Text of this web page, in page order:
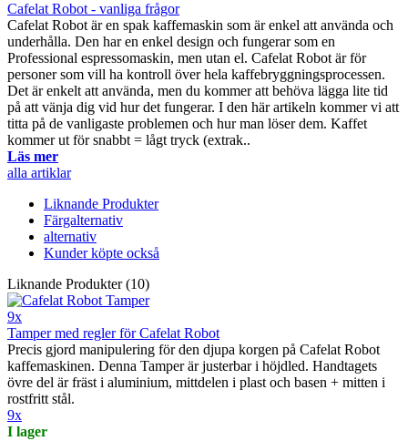
Cafelat Robot - vanliga frågor
Cafelat Robot är en spak kaffemaskin som är enkel att använda och
underhålla. Den har en enkel design och fungerar som en
Professional espressomaskin, men utan el. Cafelat Robot är för
personer som vill ha kontroll över hela kaffebryggningsprocessen.
Det är enkelt att använda, men du kommer att behöva lägga lite tid
på att vänja dig vid hur det fungerar. I den här artikeln kommer vi att
titta på de vanligaste problemen och hur man löser dem. Kaffet
kommer ut för snabbt = lågt tryck (extrak..
Läs mer
alla artiklar
Liknande Produkter
Färgalternativ
alternativ
Kunder köpte också
Liknande Produkter (10)
9x
Tamper med regler för Cafelat Robot
Precis gjord manipulering för den djupa korgen på Cafelat Robot
kaffemaskinen. Denna Tamper är justerbar i höjdled. Handtagets
övre del är fräst i aluminium, mittdelen i plast och basen + mitten i
rostfritt stål.
9x
I lager